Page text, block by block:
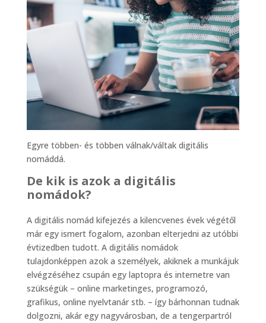
Egyre többen- és többen válnak/váltak digitális
nomáddá.
De kik is azok a digitális
nomádok?
A digitális nomád kifejezés a kilencvenes évek végétől
már egy ismert fogalom, azonban elterjedni az utóbbi
évtizedben tudott. A digitális nomádok
tulajdonképpen azok a személyek, akiknek a munkájuk
elvégzéséhez csupán egy laptopra és internetre van
szükségük – online marketinges, programozó,
grafikus, online nyelvtanár stb. – így bárhonnan tudnak
dolgozni, akár egy nagyvárosban, de a tengerpartról